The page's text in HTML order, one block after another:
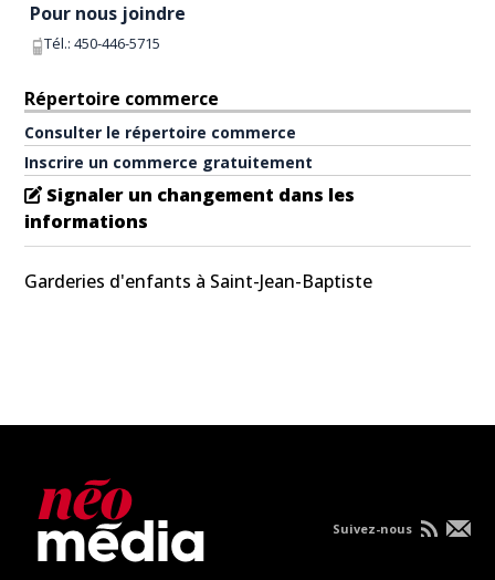
Pour nous joindre
Tél.:450-446-5715
Répertoire commerce
Consulter le répertoire commerce
Inscrire un commerce gratuitement
Signaler un changement dans les
informations
Garderies d'enfants à Saint-Jean-Baptiste
Suivez-nous